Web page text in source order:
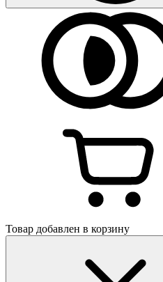
Товар добавлен в корзину